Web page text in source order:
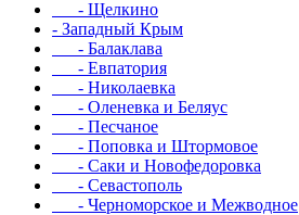
- Щелкино
- Западный Крым
- Балаклава
- Евпатория
- Николаевка
- Оленевка и Беляус
- Песчаное
- Поповка и Штормовое
- Саки и Новофедоровка
- Севастополь
- Черноморское и Межводное